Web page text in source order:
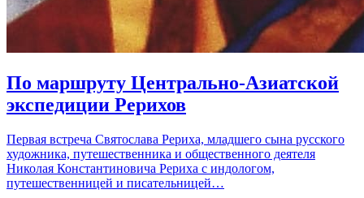
По маршруту Центрально-Азиатской
экспедиции Рерихов
Первая встреча Святослава Рериха, младшего сына русского
художника, путешественника и общественного деятеля
Николая Константиновича Рериха с индологом,
путешественницей и писательницей…